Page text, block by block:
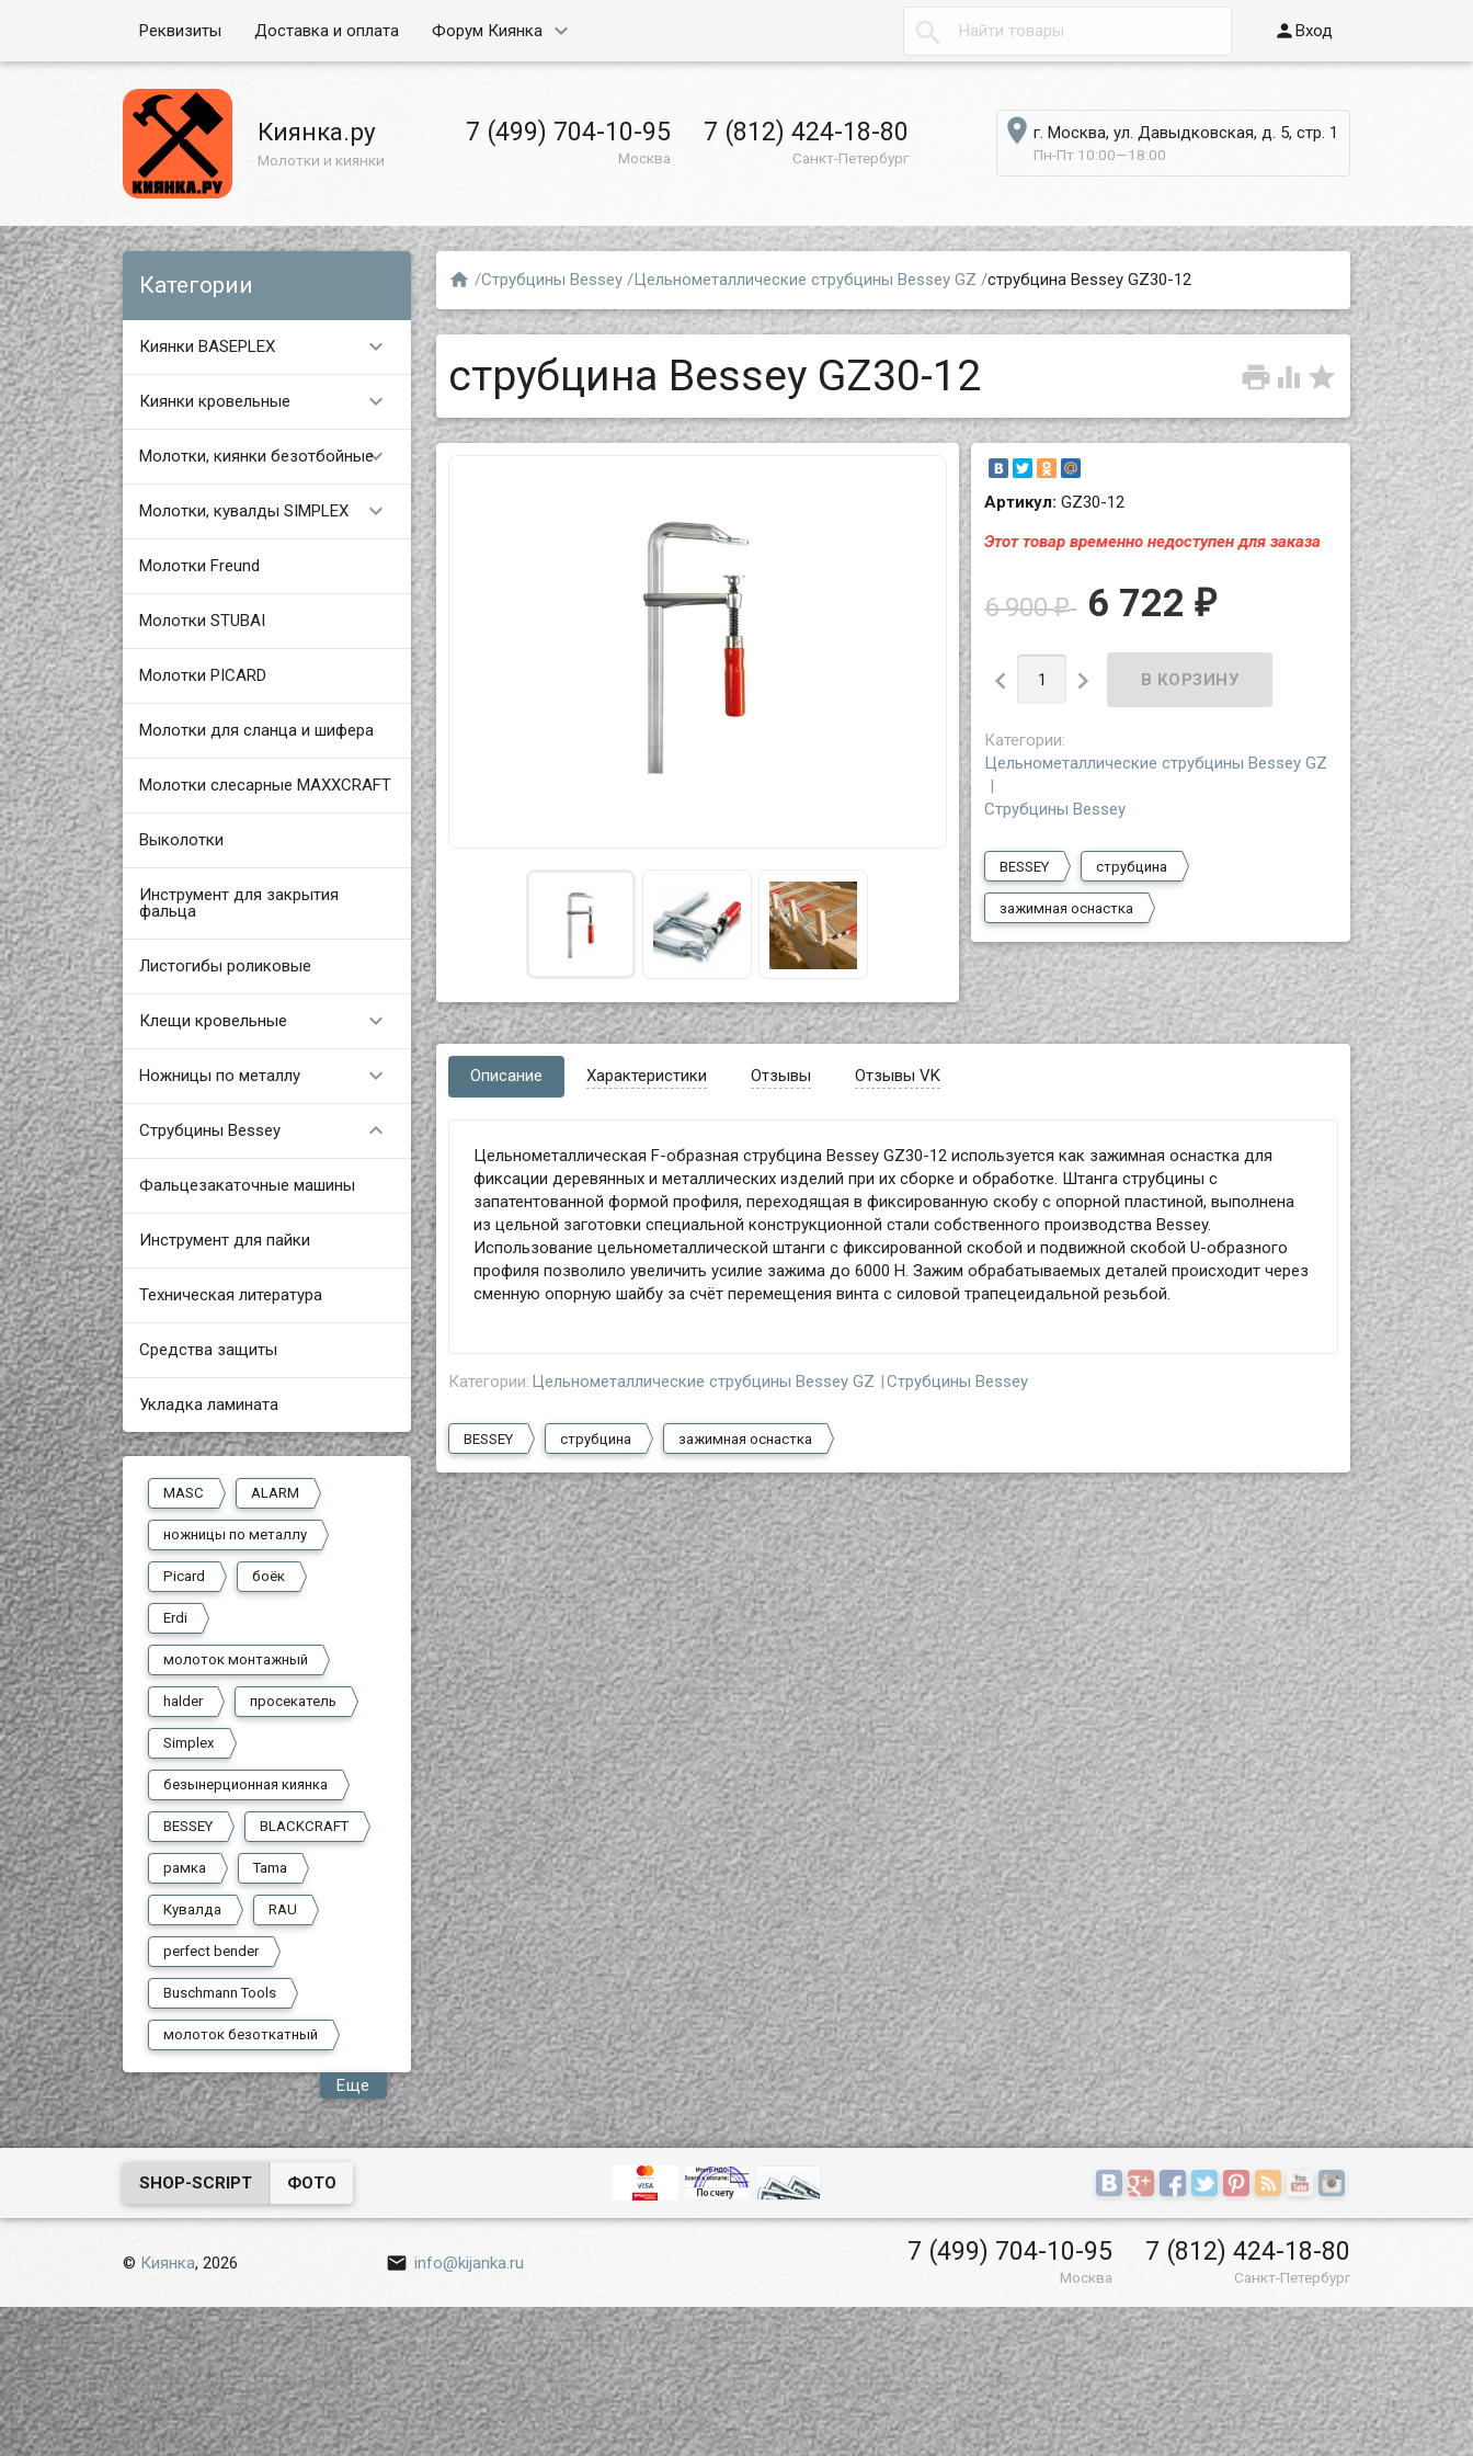
Реквизиты Доставка и оплата Форум Киянка  Вход
Киянка.ру
Молотки и киянки
7 (499) 704-10-95
Москва
7 (812) 424-18-80
Санкт-Петербург
 г. Москва, ул. Давыдковская, д. 5, стр. 1
Пн-Пт 10:00—18:00
Категории
Киянки BASEPLEX 
Киянки кровельные 
Молотки, киянки безотбойные
Молотки, кувалды SIMPLEX 
Молотки Freund
Молотки STUBAI
Молотки PICARD
Молотки для сланца и шифера
Молотки слесарные MAXXCRAFT
Выколотки
Инструмент для закрытия
фальца
Листогибы роликовые
Клещи кровельные 
Ножницы по металлу 
Струбцины Bessey 
Фальцезакаточные машины
Инструмент для пайки
Техническая литература
Средства защиты
Укладка ламината
MASC ALARM
ножницы по металлу
Picard боёк
Erdi
молоток монтажный
halder просекатель
Simplex
безынерционная киянка
BESSEY BLACKCRAFT
рамка Tama
Кувалда RAU
perfect bender
Buschmann Tools
молоток безоткатный
Еще
 /Струбцины Bessey /Цельнометаллические струбцины Bessey GZ /струбцина Bessey GZ30-12
  
струбцина Bessey GZ30-12
Артикул:GZ30-12
Этот товар временно недоступен для заказа
6 900₽ 6 722₽
 
Категории:
Цельнометаллические струбцины Bessey GZ
Струбцины Bessey
BESSEY струбцина
зажимная оснастка
Описание Характеристики Отзывы Отзывы VK
Цельнометаллическая F-образная струбцина Bessey GZ30-12 используется как зажимная оснастка для
фиксации деревянных и металлических изделий при их сборке и обработке. Штанга струбцины с
запатентованной формой профиля, переходящая в фиксированную скобу с опорной пластиной, выполнена
из цельной заготовки специальной конструкционной стали собственного производства Bessey.
Использование цельнометаллической штанги с фиксированной скобой и подвижной скобой U-образного
профиля позволило увеличить усилие зажима до 6000 Н. Зажим обрабатываемых деталей происходит через
сменную опорную шайбу за счёт перемещения винта с силовой трапецеидальной резьбой.
Категории: Цельнометаллические струбцины Bessey GZ Струбцины Bessey
BESSEY струбцина зажимная оснастка
SHOP-SCRIPT ФОТО
© Киянка, 2026  info@kijanka.ru 7 (499) 704-10-95
Москва
7 (812) 424-18-80
Санкт-Петербург